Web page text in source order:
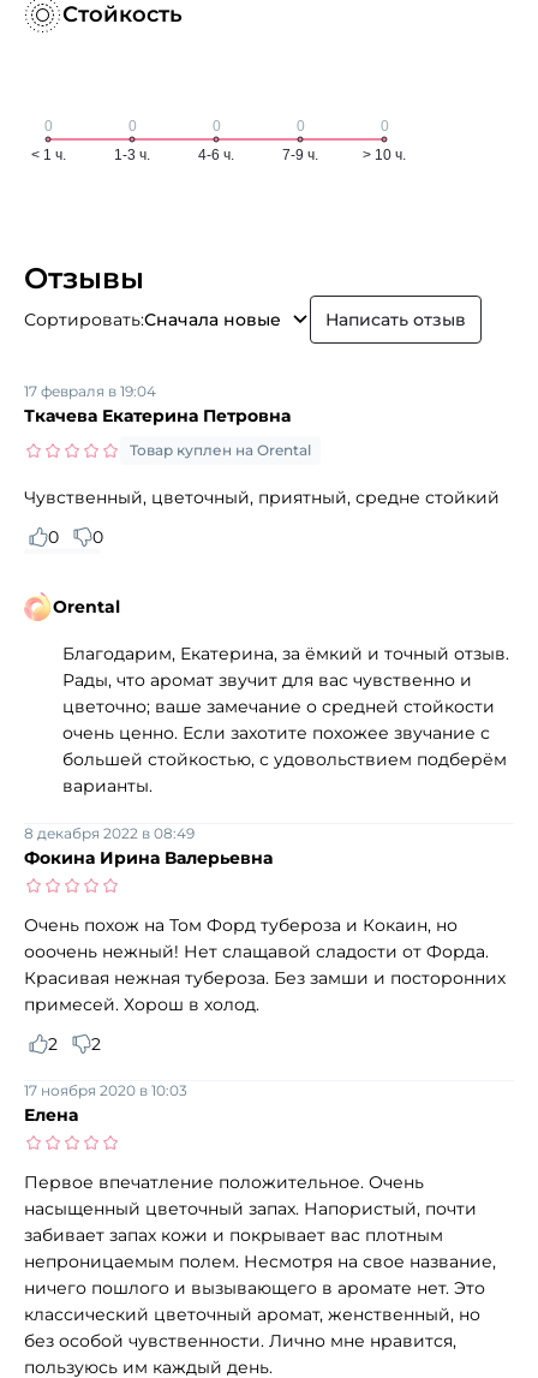
Стойкость
Отзывы
Сортировать:Сначала новые Написать отзыв
Ткачева Екатерина Петровна
17 февраля в 19:04
Товар куплен на Orental
Чувственный, цветочный, приятный, средне стойкий
0
0
Orental
Благодарим, Екатерина, за ёмкий и точный отзыв.
Рады, что аромат звучит для вас чувственно и
цветочно; ваше замечание о средней стойкости
очень ценно. Если захотите похожее звучание с
большей стойкостью, с удовольствием подберём
варианты.
Фокина Ирина Валерьевна
8 декабря 2022 в 08:49
Очень похож на Том Форд тубероза и Кокаин, но
ооочень нежный! Нет слащавой сладости от Форда.
Красивая нежная тубероза. Без замши и посторонних
примесей. Хорош в холод.
2
2
Елена
17 ноября 2020 в 10:03
Первое впечатление положительное. Очень
насыщенный цветочный запах. Напористый, почти
забивает запах кожи и покрывает вас плотным
непроницаемым полем. Несмотря на свое название,
ничего пошлого и вызывающего в аромате нет. Это
классический цветочный аромат, женственный, но
без особой чувственности. Лично мне нравится,
пользуюсь им каждый день.